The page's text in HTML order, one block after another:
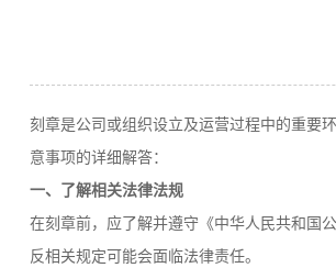
刻章是公司或组织设立及运营过程中的重要
意事项的详细解答：
一、了解相关法律法规
在刻章前，应了解并遵守《中华人民共和国
反相关规定可能会面临法律责任。